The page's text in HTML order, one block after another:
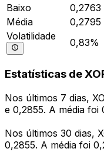
Baixo
0,2763
Média
0,2795
Volatilidade
0,83%
Estatísticas de
Nos últimos 7 dias,
e 0,2855. A média foi
Nos últimos 30 dias,
0,2855. A média foi